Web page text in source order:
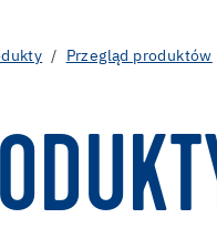
Przegląd produktów